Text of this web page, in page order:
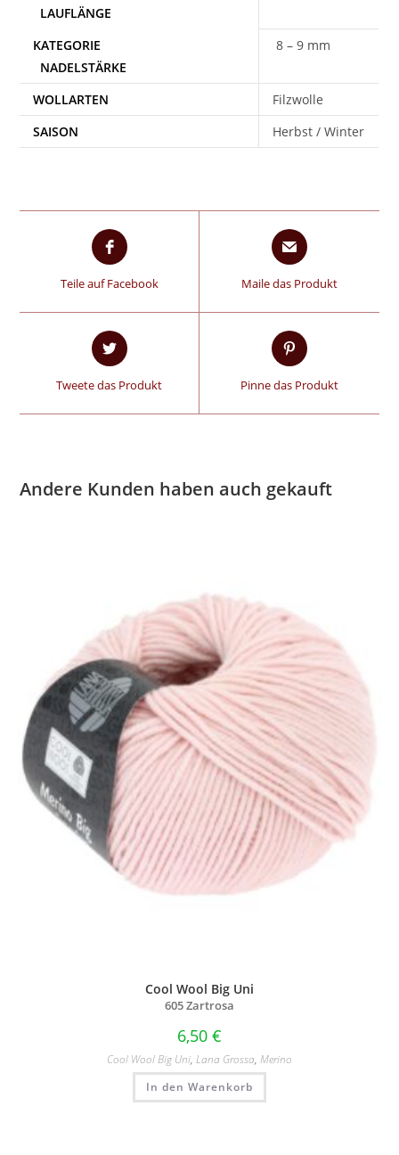
8 – 9 mm
WOLLARTEN
Filzwolle
SAISON
Herbst / Winter
Teile auf Facebook Maile das Produkt
Tweete das Produkt Pinne das Produkt
Andere Kunden haben auch gekauft
Cool Wool Big Uni
605 Zartrosa
6,50 €
Cool Wool Big Uni, Lana Grossa, Merino
In den Warenkorb